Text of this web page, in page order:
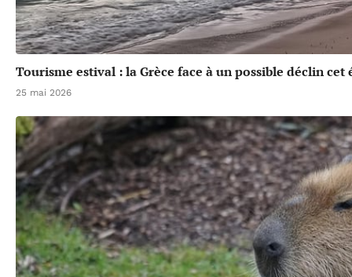
Tourisme estival : la Grèce face à un possible déclin cet
25 mai 2026